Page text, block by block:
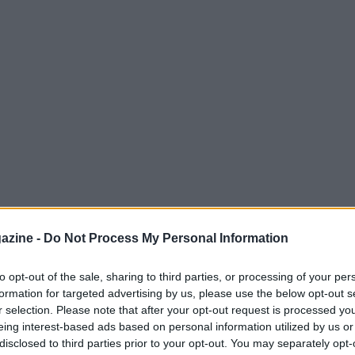
- Do Not Process My Personal Information
opt-out of the sale, sharing to third parties, or processing of your
for targeted advertising by us, please use the below opt-out
selection. Please note that after your opt-out request is processed
interest-based ads based on personal information utilized by us
to third parties prior to your opt-out. You may separately
ha parlato di Max Verstappen: “Per ora
deve andare. Vediamo come si
anticipare che nessuno dei due
e Perez intende dimostrare che in